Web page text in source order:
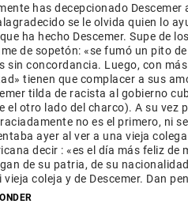
has decepcionado
se le olvida quien lo
ha hecho Descemer. Supe de
de sopetón: «se fumó un pito
sin concordancia. Luego, con
tienen que complacer a sus
tilda de racista al gobierno
el otro lado del charco). A su vez
no es el primero, ni
ayer al ver a una vieja
decir : «es el día más feliz de
de su patria, de su
vieja coleja y de Descemer. Dan